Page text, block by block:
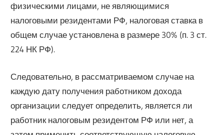
физическими лицами, не являющимися
налоговыми резидентами РФ, налоговая ставка в
общем случае установлена в размере 30% (п. 3 ст.
224 НК РФ).
Следовательно, в рассматриваемом случае на
каждую дату получения работником дохода
организации следует определить, является ли
работник налоговым резидентом РФ или нет, а